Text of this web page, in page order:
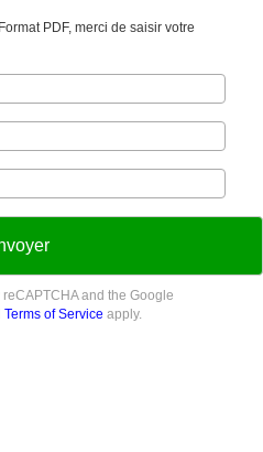
PDF, merci de saisir votre
and the Google
Terms of Service apply.